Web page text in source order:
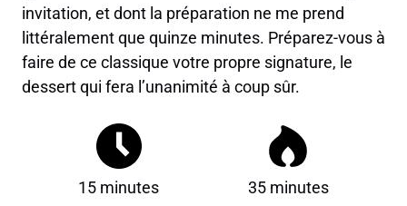
invitation, et dont la préparation ne me prend
littéralement que quinze minutes. Préparez-vous à
faire de ce classique votre propre signature, le
dessert qui fera l’unanimité à coup sûr.
15 minutes 35 minutes